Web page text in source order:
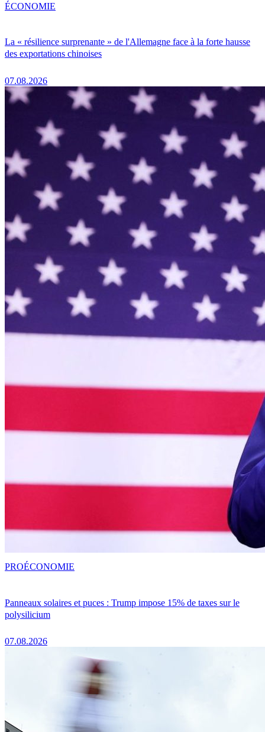
La « résilience surprenante » de l'Allemagne face à la forte hausse
des exportations chinoises
07.08.2026
ÉCONOMIE
Panneaux solaires et puces : Trump impose 15% de taxes sur le
polysilicium
07.08.2026
PROÉCONOMIE